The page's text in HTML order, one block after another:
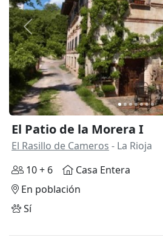
Anterior
El Patio de la Morera I
El Rasillo de Cameros - La Rioja
10 + 6
Casa Entera
En población
Sí